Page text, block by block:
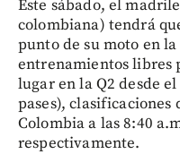
Este sábado, el
colombiana) tendrá
punto de su moto en la
entrenamientos libres
lugar en la Q2 desde
pases), clasificaciones
Colombia a las 8:40
respectivamente.